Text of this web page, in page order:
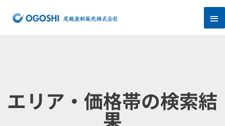
ス
メ
イ
ニ
ュ
エリア・価格帯の検索結
果